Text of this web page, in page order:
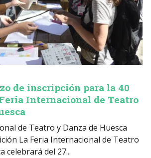
de inscripción para la 40
Internacional de Teatro
de Teatro y Danza de Huesca
La Feria Internacional de Teatro
celebrará del 27...